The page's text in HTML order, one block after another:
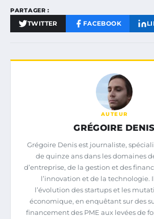
PARTAGER :
TWITTER FACEBOOK
AUTEUR
GRÉGOIRE DENIS
Grégoire Denis est journaliste,
de quinze ans dans les domaines
d’entreprise, de la gestion et des
l’innovation et de la technologie.
l’évolution des startups et les
économique, en enquêtant sur des
financement des PME aux levées de